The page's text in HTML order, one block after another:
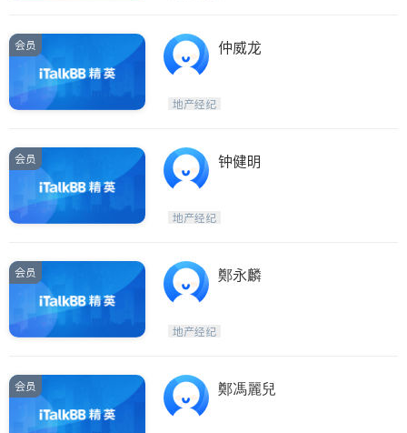
会员 仲威龙
地产经纪
会员 钟健明
地产经纪
会员 鄭永麟
地产经纪
会员 鄭馮麗兒